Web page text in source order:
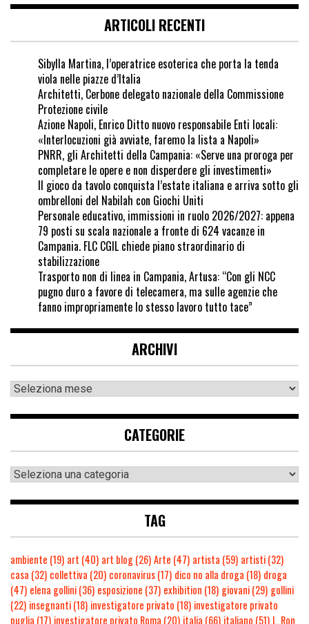
ARTICOLI RECENTI
Sibylla Martina, l’operatrice esoterica che porta la tenda
viola nelle piazze d’Italia
Architetti, Cerbone delegato nazionale della Commissione
Protezione civile
Azione Napoli, Enrico Ditto nuovo responsabile Enti locali:
«Interlocuzioni già avviate, faremo la lista a Napoli»
PNRR, gli Architetti della Campania: «Serve una proroga per
completare le opere e non disperdere gli investimenti»
Il gioco da tavolo conquista l’estate italiana e arriva sotto gli
ombrelloni del Nabilah con Giochi Uniti
Personale educativo, immissioni in ruolo 2026/2027: appena
79 posti su scala nazionale a fronte di 624 vacanze in
Campania. FLC CGIL chiede piano straordinario di
stabilizzazione
Trasporto non di linea in Campania, Artusa: “Con gli NCC
pugno duro a favore di telecamera, ma sulle agenzie che
fanno impropriamente lo stesso lavoro tutto tace”
ARCHIVI
CATEGORIE
TAG
ambiente (19) art (40) art blog(26)Arte (47) artista (59) artisti(32)
casa (32) collettiva (20) coronavirus(17) dico no alla droga (18) droga
(47) elena gollini(36) esposizione (37) exhibition (18) giovani(29) gollini
(22) insegnanti(18) investigatore privato (18) investigatore privato
puglia (17) investigatore privato Roma (20) italia (66) italiano (51) L. Ron